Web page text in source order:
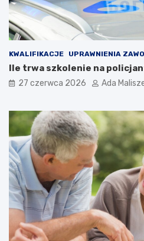
KWALIFIKACJE UPRAWNIENIA
Ile trwa szkolenie na
27 czerwca 2026 Ada